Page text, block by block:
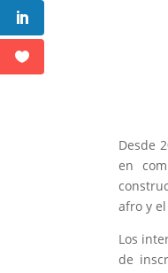
Desde
en
afro y
Los
de